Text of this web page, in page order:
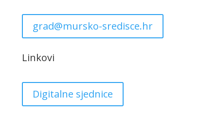
grad@mursko-sredisce.hr
Linkovi
Digitalne sjednice